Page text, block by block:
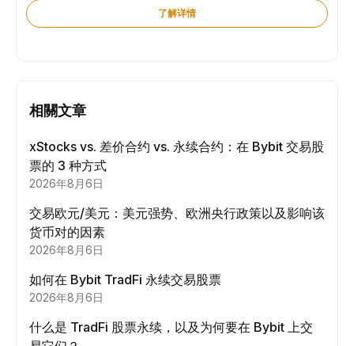
了解详情
相關文章
xStocks vs. 差价合约 vs. 永续合约：在 Bybit 交易股
票的 3 种方式
2026年8月6日
交易欧元/美元：美元强势、欧洲央行政策以及影响该
货币对的因素
2026年8月6日
如何在 Bybit TradFi 永续交易股票
2026年8月6日
什么是 TradFi 股票永续，以及为何要在 Bybit 上交